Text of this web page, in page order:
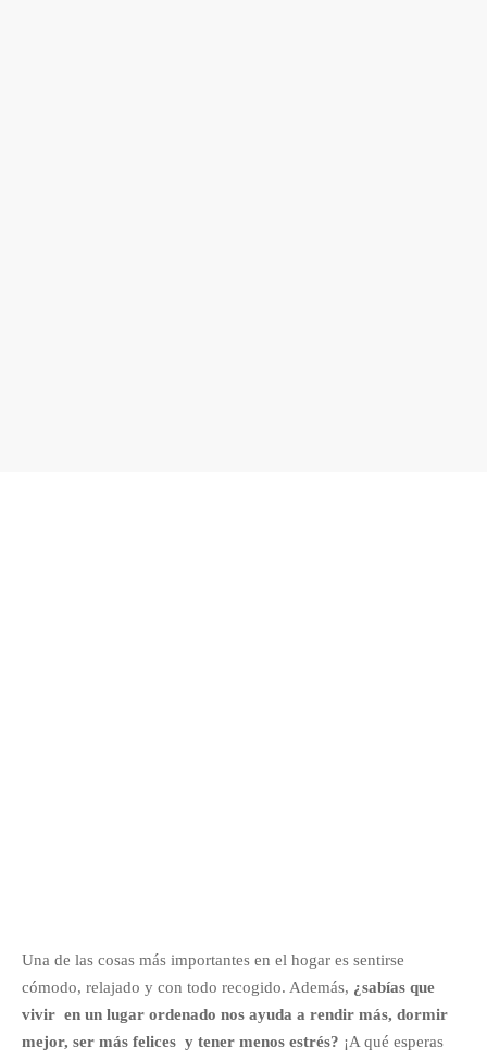
Una de las cosas más importantes en el hogar es sentirse
cómodo, relajado y con todo recogido. Además, ¿sabías que
vivir en un lugar ordenado nos ayuda a rendir más, dormir
mejor, ser más felices y tener menos estrés? ¡A qué esperas